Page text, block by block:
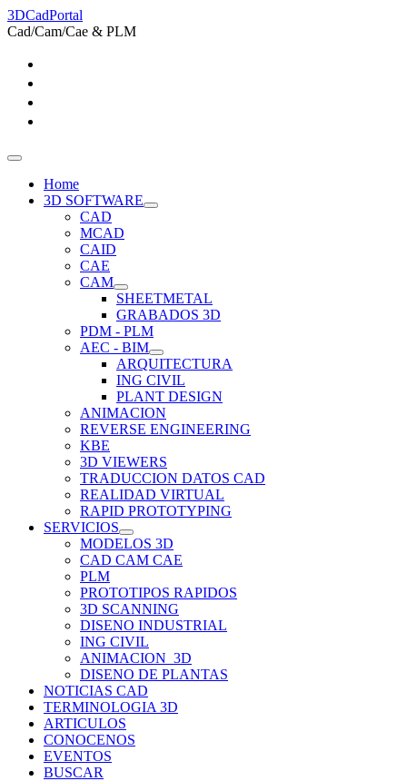
3DCadPortal
Cad/Cam/Cae & PLM
Home
3D SOFTWARE
CAD
MCAD
CAID
CAE
CAM
SHEETMETAL
GRABADOS 3D
PDM - PLM
AEC - BIM
ARQUITECTURA
ING CIVIL
PLANT DESIGN
ANIMACION
REVERSE ENGINEERING
KBE
3D VIEWERS
TRADUCCION DATOS CAD
REALIDAD VIRTUAL
RAPID PROTOTYPING
SERVICIOS
MODELOS 3D
CAD CAM CAE
PLM
PROTOTIPOS RAPIDOS
3D SCANNING
DISENO INDUSTRIAL
ING CIVIL
ANIMACION_3D
DISENO DE PLANTAS
NOTICIAS CAD
TERMINOLOGIA 3D
ARTICULOS
CONOCENOS
EVENTOS
BUSCAR